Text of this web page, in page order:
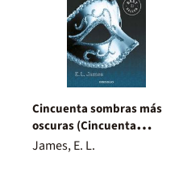
Cincuenta sombras más
oscuras (Cincuenta
sombras 2)
James, E. L.